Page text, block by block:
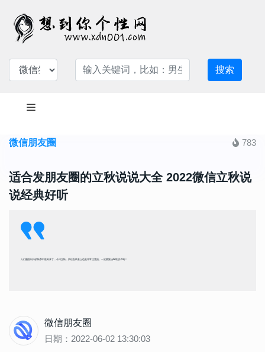
搜索
微信朋友圈 783
适合发朋友圈的立秋说说大全 2022微信立秋说
说经典好听
人们翘首以待的秋季中医到来了，今日立秋，所以在饮食上也是非常注意的。一定要煲汤喝吃饺子哟！
微信朋友圈
日期：2022-06-02 13:30:03